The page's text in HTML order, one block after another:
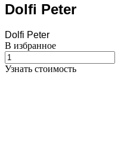
Dolfi Peter
Dolfi Peter
В избранное
Узнать стоимость